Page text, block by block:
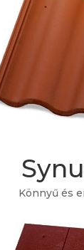
Könnyű és